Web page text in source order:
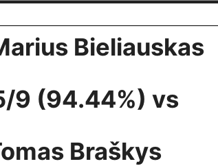
Bieliauskas
9 (94.44%) vs
Braškys